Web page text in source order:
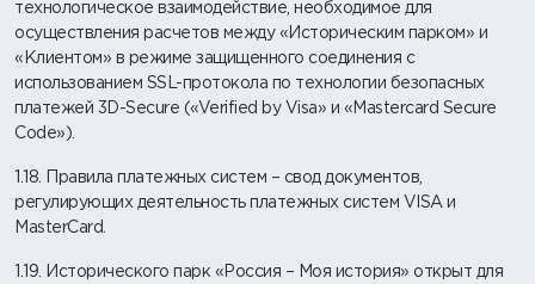
технологическое взаимодействие, необходимое для
осуществления расчетов между «Историческим парком» и
«Клиентом» в режиме защищенного соединения c
использованием SSL-протокола по технологии безопасных
платежей 3D-Secure («Verified by Visa» и «Mastercard Secure
Code»).
1.18. Правила платежных систем – свод документов,
регулирующих деятельность платежных систем VISA и
MasterCard.
1.19. Исторического парк «Россия – Моя история» открыт для